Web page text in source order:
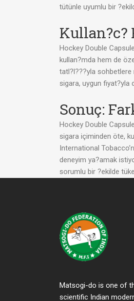
tütünle uyumlu bir
Hockey Double
kullan?mda hem de
tatl?l???yla sohbetlere
sigara, uygun fiyat?yla
Sonuç:
Hockey Double
sigara içiminden öte,
International
deneyim ya?amak
sorumlu bir ?ekilde
Matsogi-do is one of
scientific Indian